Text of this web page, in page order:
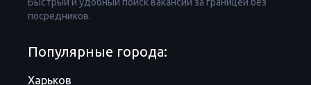
посредников.
Популярные города:
Харьков